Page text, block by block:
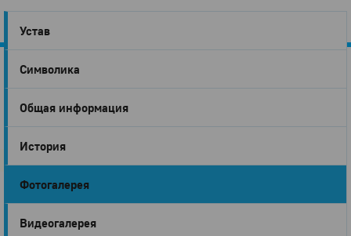
Город
Глазов
Устав
Символика
Общая информация
История
Фотогалерея
Видеогалерея